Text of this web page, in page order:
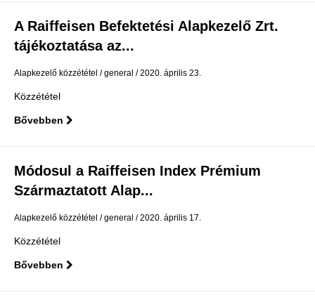
A Raiffeisen Befektetési Alapkezelő Zrt.
tájékoztatása az...
Alapkezelő közzététel general 2020. április 23.
Közzététel
Bővebben
Módosul a Raiffeisen Index Prémium
Származtatott Alap...
Alapkezelő közzététel general 2020. április 17.
Közzététel
Bővebben